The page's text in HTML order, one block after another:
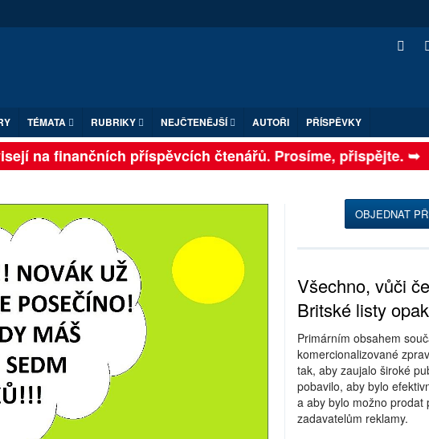
TÉMATA RUBRIKY NEJČTENĚJŠÍ AUTOŘI PŘÍSPĚVKY
na finančních příspěvcích čtenářů. Prosíme, přispějte. ➥
OBJEDNAT
Všechno, vůči
Britské listy
Primárním obsahem
komercionalizované
tak, aby zaujalo široké
pobavilo, aby bylo
a aby bylo možno prodat
zadavatelům reklamy.